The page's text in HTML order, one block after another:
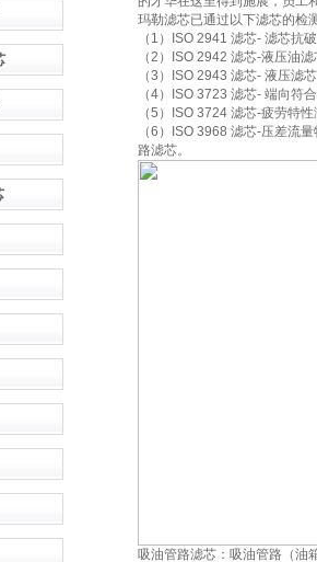
玛勒滤芯已通过以下滤芯的检
（1）ISO 2941 滤芯- 滤芯抗
（2）ISO 2942 滤芯-液压油
（3）ISO 2943 滤芯- 液压滤
（4）ISO 3723 滤芯- 端向符
（5）ISO 3724 滤芯-疲劳特
（6）ISO 3968 滤芯-压差流
路滤芯。
吸油管路滤芯：吸油管路（